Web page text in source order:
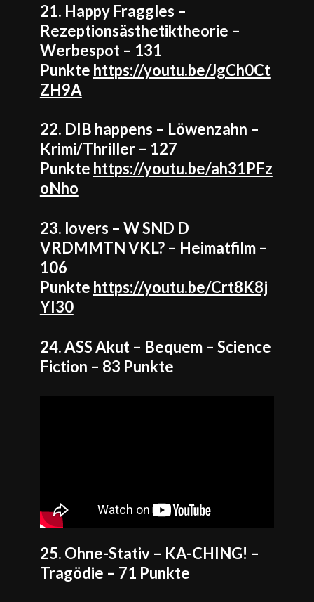
21. Happy Fraggles –
Rezeptionsästhetiktheorie –
Werbespot – 131
Punkte https://youtu.be/JgCh0Ct
ZH9A
22. DIB happens – Löwenzahn –
Krimi/Thriller – 127
Punkte https://youtu.be/ah31PFz
oNho
23. lovers – W SND D
VRDMMTN VKL? – Heimatfilm –
106
Punkte https://youtu.be/Crt8K8j
YI30
24. ASS Akut – Bequem – Science
Fiction – 83 Punkte
25. Ohne-Stativ – KA-CHING! –
Tragödie – 71 Punkte